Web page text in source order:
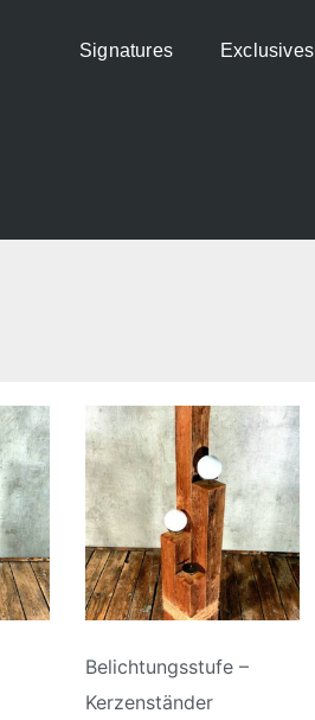
Signatures Exclusives
Belichtungsstufe –
Kerzenständer